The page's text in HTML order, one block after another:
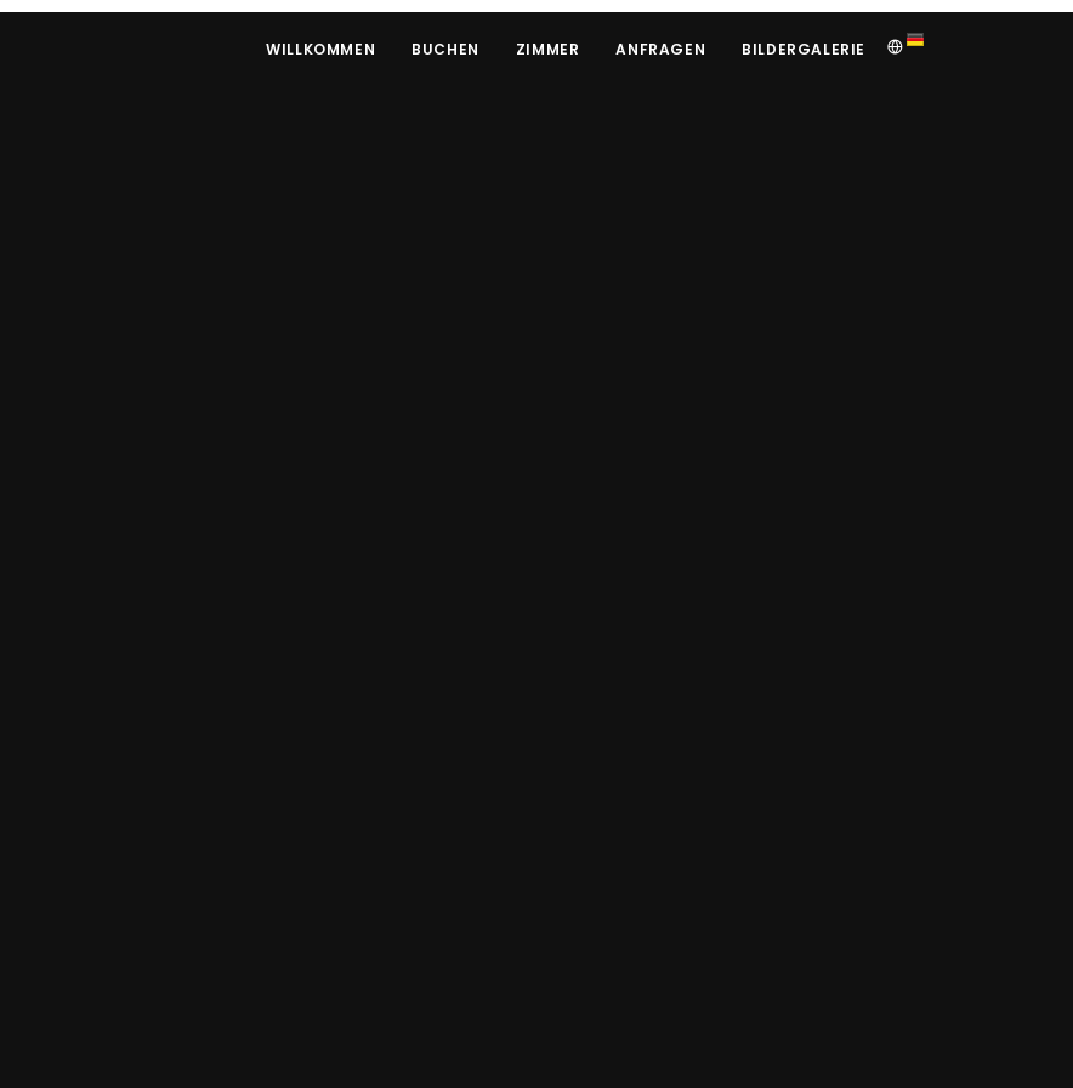
WILLKOMMEN BUCHEN ZIMMER ANFRAGEN BILDERGALERIE